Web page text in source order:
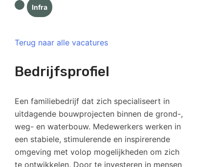
Infra
Terug naar alle vacatures
Bedrijfsprofiel
Een familiebedrijf dat zich specialiseert in
uitdagende bouwprojecten binnen de grond-,
weg- en waterbouw. Medewerkers werken in
een stabiele, stimulerende en inspirerende
omgeving met volop mogelijkheden om zich
te ontwikkelen. Door te investeren in mensen